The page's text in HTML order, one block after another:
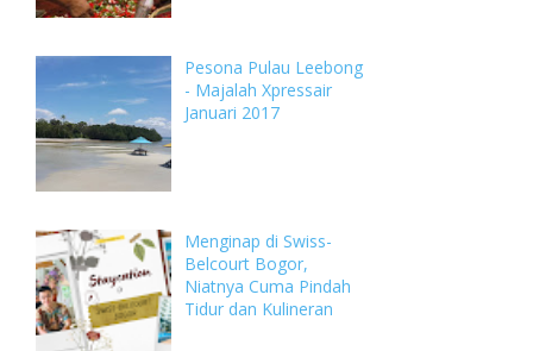
Pesona Pulau Leebong
- Majalah Xpressair
Januari 2017
Menginap di Swiss-
Belcourt Bogor,
Niatnya Cuma Pindah
Tidur dan Kulineran